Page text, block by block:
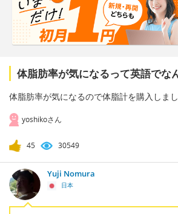
体脂肪率が気になるって英語でな
体脂肪率が気になるので体脂計を購入しまし
yoshikoさん
45 30549
Yuji Nomura
日本